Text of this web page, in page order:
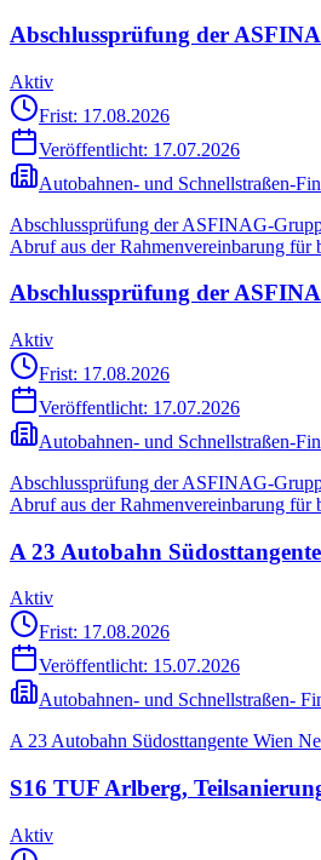
Abschlussprüfung der
Aktiv
Frist: 17.08.2026
Veröffentlicht: 17.07.2026
Autobahnen- und Schnellstraßen-
Abschlussprüfung der ASFINAG-
Abruf aus der Rahmenvereinbarung für
Abschlussprüfung der
Aktiv
Frist: 17.08.2026
Veröffentlicht: 17.07.2026
Autobahnen- und Schnellstraßen-
Abschlussprüfung der ASFINAG-
Abruf aus der Rahmenvereinbarung für
A 23 Autobahn
Aktiv
Frist: 17.08.2026
Veröffentlicht: 15.07.2026
Autobahnen- und Schnellstraßen-
A 23 Autobahn Südosttangente Wien
S16 TUF Arlberg,
Aktiv